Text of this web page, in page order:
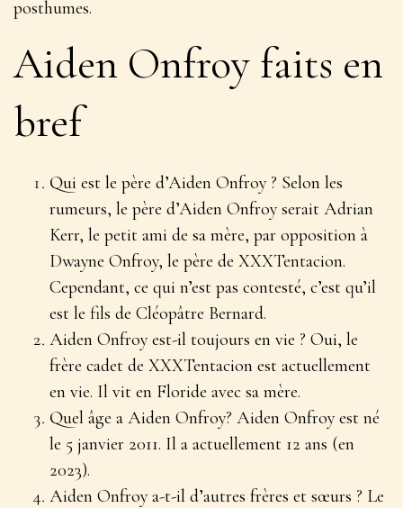
posthumes.
Aiden Onfroy faits en
bref
Qui est le père d’Aiden Onfroy ? Selon les
rumeurs, le père d’Aiden Onfroy serait Adrian
Kerr, le petit ami de sa mère, par opposition à
Dwayne Onfroy, le père de XXXTentacion.
Cependant, ce qui n’est pas contesté, c’est qu’il
est le fils de Cléopâtre Bernard.
Aiden Onfroy est-il toujours en vie ? Oui, le
frère cadet de XXXTentacion est actuellement
en vie. Il vit en Floride avec sa mère.
Quel âge a Aiden Onfroy? Aiden Onfroy est né
le 5 janvier 2011. Il a actuellement 12 ans (en
2023).
Aiden Onfroy a-t-il d’autres frères et sœurs ? Le